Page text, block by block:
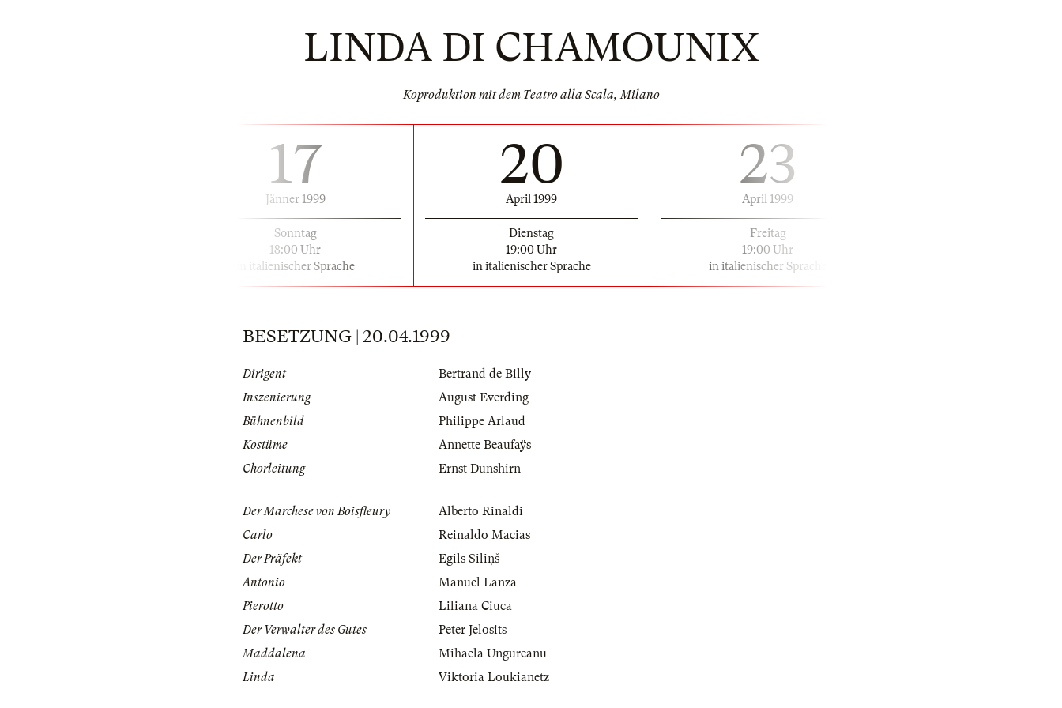
LINDA DI CHAMOUNIX
Koproduktion mit dem Teatro alla Scala, Milano
17
Jänner 1999
Sonntag
18:00 Uhr
in italienischer Sprache
20
April 1999
Dienstag
19:00 Uhr
in italienischer Sprache
23
April 1999
Freitag
19:00 Uhr
in italienischer Sprache
BESETZUNG | 20.04.1999
Dirigent
Bertrand de Billy
Inszenierung
August Everding
Bühnenbild
Philippe Arlaud
Kostüme
Annette Beaufaÿs
Chorleitung
Ernst Dunshirn
Der Marchese von Boisfleury
Alberto Rinaldi
Carlo
Reinaldo Macias
Der Präfekt
Egils Siliņš
Antonio
Manuel Lanza
Pierotto
Liliana Ciuca
Der Verwalter des Gutes
Peter Jelosits
Maddalena
Mihaela Ungureanu
Linda
Viktoria Loukianetz